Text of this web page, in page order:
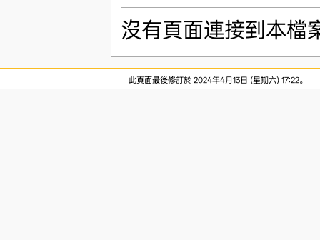
沒有頁面連接到本檔
此頁面最後修訂於 2024年4月13日 (星期六) 17:22。